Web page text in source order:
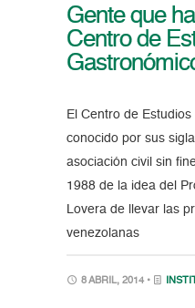
Gente que
Centro de
El Centro de
conocido por sus
asociación civil sin
1988 de la idea del
Lovera de llevar las
venezolanas
8 ABRIL, 2014 •